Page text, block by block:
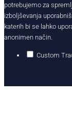
potrebujemo za
izboljševanja
katerih bi se lahko
anonimen način.
Custom